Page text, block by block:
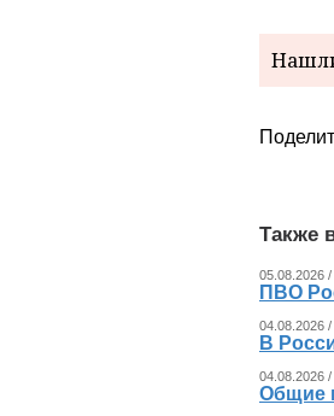
Также
05.08.2026 /
ПВО
04.08.2026
В
04.08.2026
Общие